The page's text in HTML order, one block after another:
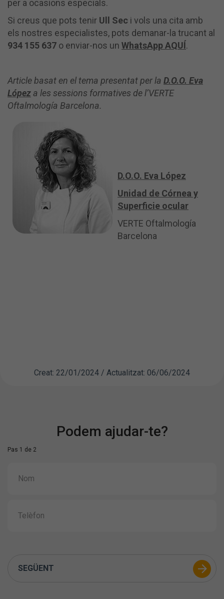
per a ocasions especials.
Si creus que pots tenir Ull Sec i vols una cita amb
els nostres especialistes, pots demanar-la trucant al
934 155 637 o enviar-nos un WhatsApp AQUÍ.
Article basat en el tema presentat per la D.O.O. Eva
Lópeza les sessions formatives de l’VERTE
Oftalmología Barcelona.
D.O.O. Eva López
Unidad de Córnea y
Superficie ocular
VERTE Oftalmología
Barcelona
Creat: 22/01/2024 / Actualitzat: 06/06/2024
Podem ajudar-te?
Pas 1 de 2
SEGÜENT